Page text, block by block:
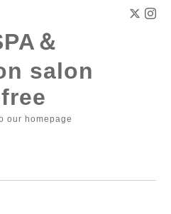
＆
salon
our homepage